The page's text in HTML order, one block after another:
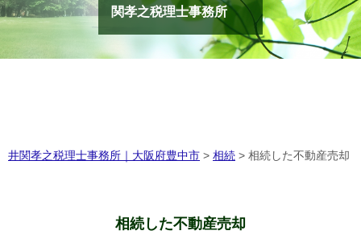
関孝之税理士事務所
井関孝之税理士事務所｜大阪府豊中市 > 相続 > 相続した不動産売却
相続した不動産売却